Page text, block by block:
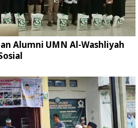
Alumni UMN Al-Washliyah